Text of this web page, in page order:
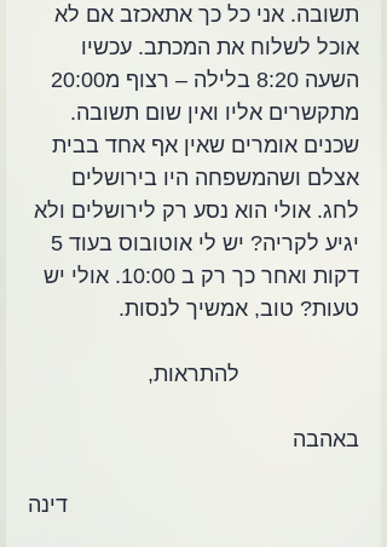
תשובה. אני כל כך אתאכזב אם לא
אוכל לשלוח את המכתב. עכשיו
מתקשרים אליו ואין שום תשובה.
שכנים אומרים שאין אף אחד בבית
אצלם ושהמשפחה היו בירושלים
לחג. אולי הוא נסע רק לירושלים ולא
דקות ואחר כך רק ב 10:00. אולי יש
טעות? טוב, אמשיך לנסות.
להתראות,
באהבה
דינה